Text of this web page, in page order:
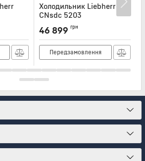
Холодильник Liebherr
CNsdc 5203
CNSDC5203
46 899 грн
Передзамовлення